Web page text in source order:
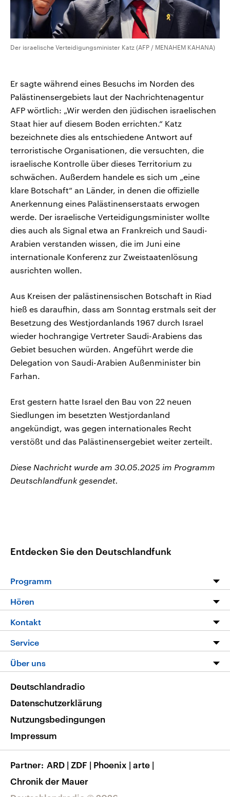
Der israelische Verteidigungsminister Katz (AFP / MENAHEM KAHANA)
Er sagte während eines Besuchs im Norden des
Palästinensergebiets laut der Nachrichtenagentur
AFP wörtlich: „Wir werden den jüdischen israelischen
Staat hier auf diesem Boden errichten.“ Katz
bezeichnete dies als entschiedene Antwort auf
terroristische Organisationen, die versuchten, die
israelische Kontrolle über dieses Territorium zu
schwächen. Außerdem handele es sich um „eine
klare Botschaft“ an Länder, in denen die offizielle
Anerkennung eines Palästinenserstaats erwogen
werde. Der israelische Verteidigungsminister wollte
dies auch als Signal etwa an Frankreich und Saudi-
Arabien verstanden wissen, die im Juni eine
internationale Konferenz zur Zweistaatenlösung
ausrichten wollen.
Aus Kreisen der palästinensischen Botschaft in Riad
hieß es daraufhin, dass am Sonntag erstmals seit der
Besetzung des Westjordanlands 1967 durch Israel
wieder hochrangige Vertreter Saudi-Arabiens das
Gebiet besuchen würden. Angeführt werde die
Delegation von Saudi-Arabien Außenminister bin
Farhan.
Erst gestern hatte Israel den Bau von 22 neuen
Siedlungen im besetzten Westjordanland
angekündigt, was gegen internationales Recht
verstößt und das Palästinensergebiet weiter zerteilt.
Diese Nachricht wurde am 30.05.2025 im Programm
Deutschlandfunk gesendet.
Entdecken Sie den Deutschlandfunk
Programm
Programm
Die Nachrichten
Nachrichtenleicht
Neue Beiträge auf dlf.de
Hören
Livestream
Podcasts
Deutschlandfunk App
Nachrichten App
Frequenzen
Kontakt
Hörerservice
Service
FAQ
Veranstaltungen
Musikliste
RSS
Über uns
Barrierefreiheit
Deutschlandradio
Datenschutzerklärung
Nutzungsbedingungen
Impressum
Partner ARD | ZDF | Phoenix | arte |
Chronik der Mauer